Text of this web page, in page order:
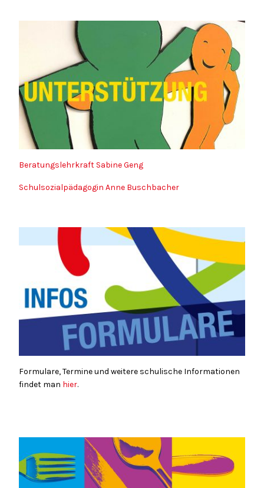
Beratungslehrkraft Sabine Geng
Schulsozialpädagogin Anne Buschbacher
Formulare, Termine und weitere schulische Informationen
findet man hier.